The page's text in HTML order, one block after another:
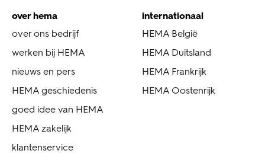
over hema
over ons bedrijf
werken bij HEMA
nieuws en pers
HEMA geschiedenis
goed idee van HEMA
HEMA zakelijk
klantenservice
internationaal
HEMA België
HEMA Duitsland
HEMA Frankrijk
HEMA Oostenrijk